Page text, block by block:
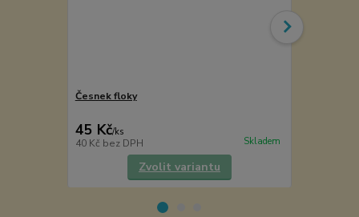
Česnek floky
45 Kč/ks
40 Kč bez DPH Skladem
Zvolit variantu